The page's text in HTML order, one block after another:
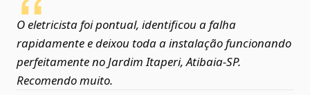
O eletricista foi pontual, identificou a falha
rapidamente e deixou toda a instalação funcionando
perfeitamente no Jardim Itaperi, Atibaia‑SP.
Recomendo muito.